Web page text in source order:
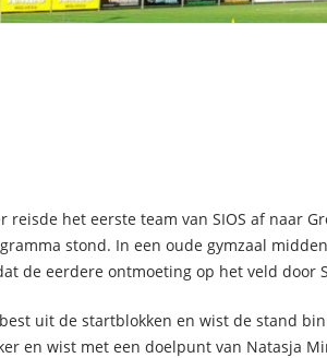
reisde het eerste team van SIOS af naar
stond. In een oude gymzaal
de eerdere ontmoeting op het veld door
uit de startblokken en wist de stand
en wist met een doelpunt van Natasja